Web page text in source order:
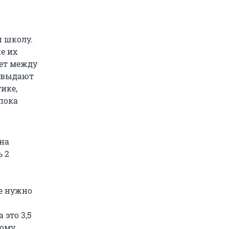
школу.
их
между
выдают
2
нужно
3,5